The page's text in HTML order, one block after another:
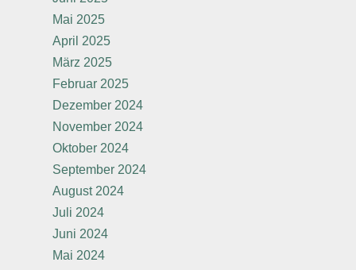
Mai 2025
April 2025
März 2025
Februar 2025
Dezember 2024
November 2024
Oktober 2024
September 2024
August 2024
Juli 2024
Juni 2024
Mai 2024